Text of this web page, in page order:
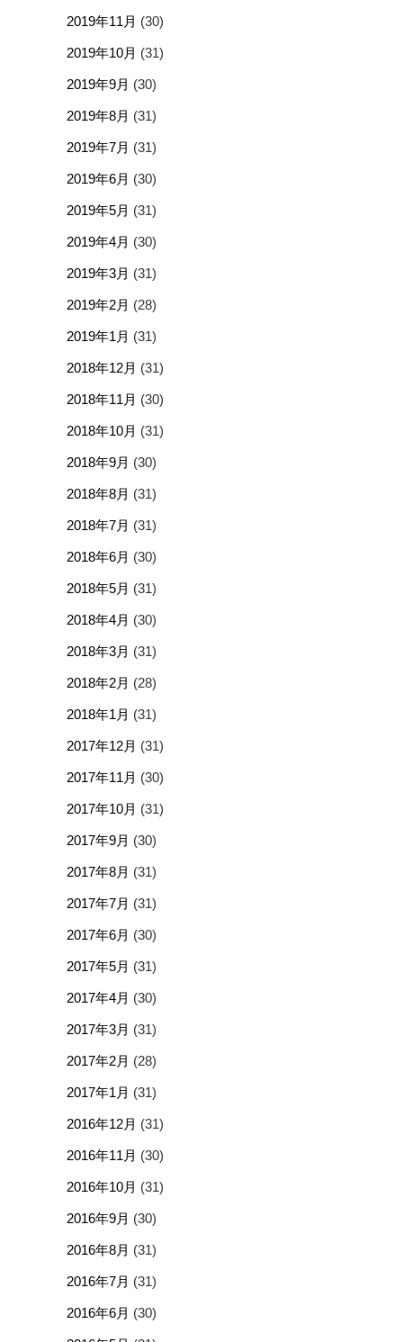
2019年11月 (30)
2019年10月 (31)
2019年9月 (30)
2019年8月 (31)
2019年7月 (31)
2019年6月 (30)
2019年5月 (31)
2019年4月 (30)
2019年3月 (31)
2019年2月 (28)
2019年1月 (31)
2018年12月 (31)
2018年11月 (30)
2018年10月 (31)
2018年9月 (30)
2018年8月 (31)
2018年7月 (31)
2018年6月 (30)
2018年5月 (31)
2018年4月 (30)
2018年3月 (31)
2018年2月 (28)
2018年1月 (31)
2017年12月 (31)
2017年11月 (30)
2017年10月 (31)
2017年9月 (30)
2017年8月 (31)
2017年7月 (31)
2017年6月 (30)
2017年5月 (31)
2017年4月 (30)
2017年3月 (31)
2017年2月 (28)
2017年1月 (31)
2016年12月 (31)
2016年11月 (30)
2016年10月 (31)
2016年9月 (30)
2016年8月 (31)
2016年7月 (31)
2016年6月 (30)